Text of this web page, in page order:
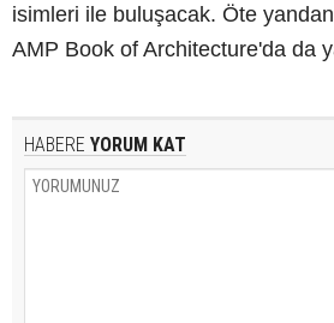
isimleri ile buluşacak. Öte
AMP Book of Architecture'da da
HABERE YORUM KAT